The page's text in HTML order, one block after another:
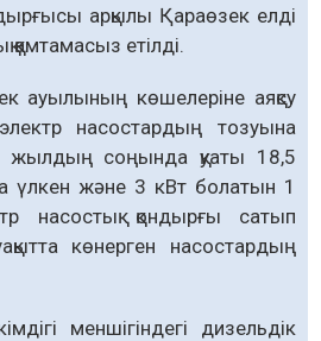
арқылы Қараөзек елді
қамтамасыз етілді.
ауылының көшелеріне аяқсу
насостардың тозуына
жылдың соңында қуаты 18,5
үлкен және 3 кВт болатын 1
насостық қондырғы сатып
көнерген насостардың
меншігіндегі дизельдік